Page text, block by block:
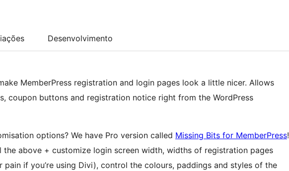
Desenvolvimento
MemberPress registration and login pages look a little nicer. Allows
coupon buttons and registration notice right from the WordPress
options? We have Pro version called Missing Bits for MemberPress!
the above + customize login screen width, widths of registration pages
pain if you’re using Divi), control the colours, paddings and styles of the